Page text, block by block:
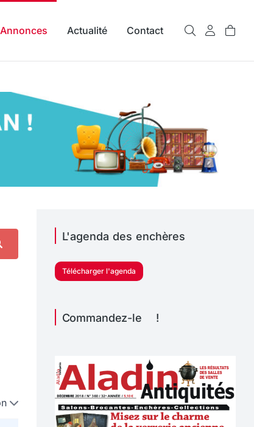
Actualité Contact
L'agenda des enchères
Télécharger l'agenda
Commandez-le !